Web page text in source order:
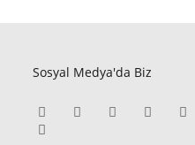
Sosyal Medya'da Biz